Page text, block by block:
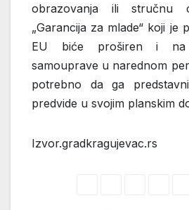
obrazovanja ili stručnu
„Garancija za mlade“ koji je
EU biće proširen i na
samouprave u narednom
potrebno da ga
predvide u svojim planskim
Izvor.gradkragujevac.rs